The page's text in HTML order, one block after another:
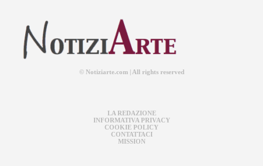
© Notiziarte.com | All rights reserved
LA REDAZIONE
INFORMATIVA PRIVACY
COOKIE POLICY
CONTATTACI
MISSION